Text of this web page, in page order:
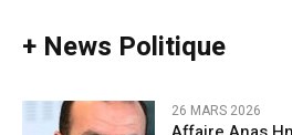
+ News Politique
26 MARS 2026